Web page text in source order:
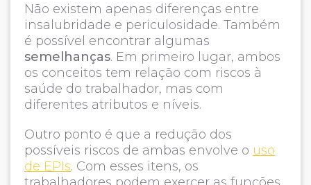
Não existem apenas diferenças entre
insalubridade e periculosidade. Também
é possível encontrar algumas
semelhanças. Em primeiro lugar, ambos
os conceitos tem relação com riscos à
saúde do trabalhador, mas com
diferentes atributos e níveis.
Outro ponto é que a redução dos
possíveis riscos de ambas envolve o uso
de EPIs. Com esses itens, os